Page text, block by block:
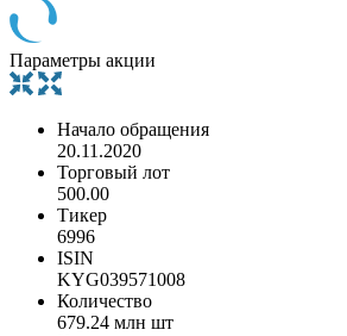
Параметры акции
Начало обращения
20.11.2020
Торговый лот
500.00
Тикер
6996
ISIN
KYG039571008
Количество
679.24 млн шт